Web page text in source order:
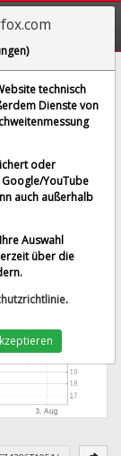
technisch
Dienste von
oder
YouTube
auch außerhalb
Auswahl
über die
.